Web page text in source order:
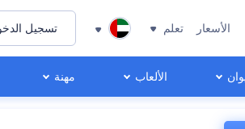
الألعاب مهنة
الأسعار تعلم تسجيل